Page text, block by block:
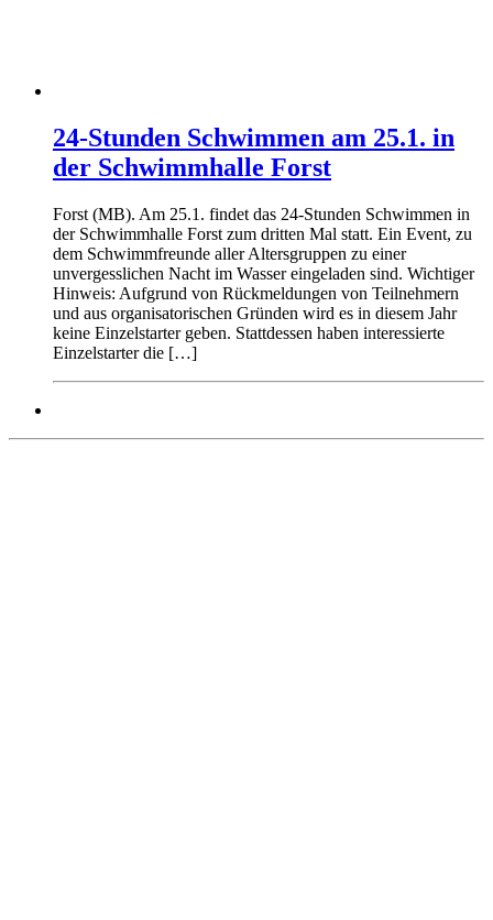
24-Stunden Schwimmen am 25.1. in
der Schwimmhalle Forst
Forst (MB). Am 25.1. findet das 24-Stunden Schwimmen in
der Schwimmhalle Forst zum dritten Mal statt. Ein Event, zu
dem Schwimmfreunde aller Altersgruppen zu einer
unvergesslichen Nacht im Wasser eingeladen sind. Wichtiger
Hinweis: Aufgrund von Rückmeldungen von Teilnehmern
und aus organisatorischen Gründen wird es in diesem Jahr
keine Einzelstarter geben. Stattdessen haben interessierte
Einzelstarter die […]